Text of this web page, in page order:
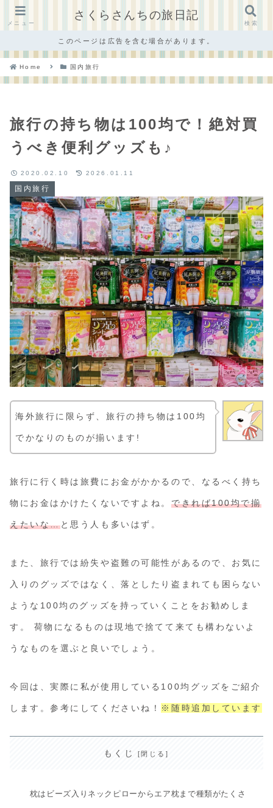
このページは広告を含む場合があります。
Home 国内旅行
旅行の持ち物は100均で！絶対買
うべき便利グッズも♪
国内旅行
2020.02.10 2026.01.11
海外旅行に限らず、旅行の持ち物は100均
でかなりのものが揃います!
旅行に行く時は旅費にお金がかかるので、なるべく持ち
物にお金はかけたくないですよね。 できれば100均で揃
えたいな…と思う人も多いはず。
また、旅行では紛失や盗難の可能性があるので、お気に
入りのグッズではなく、落としたり盗まれても困らない
ような100均のグッズを持っていくことをお勧めしま
す。 荷物になるものは現地で捨てて来ても構わないよ
うなものを選ぶと良いでしょう。
今回は、実際に私が使用している100均グッズをご紹介
します。参考にしてくださいね！ ※随時追加しています
もくじ
枕はビーズ入りネックピローからエア枕まで種類がたくさ
メニュー
さくらさんちの旅日記
検索